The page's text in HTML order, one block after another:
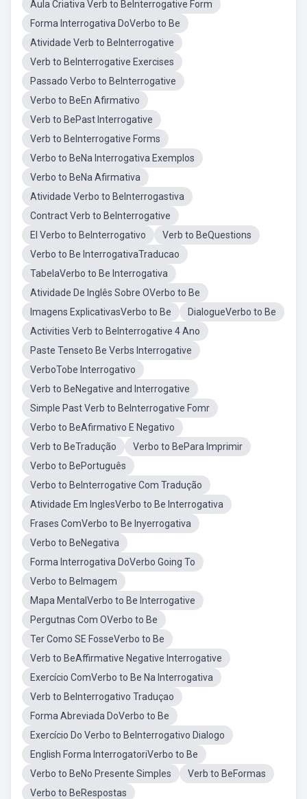
Aula Criativa Verb to BeInterrogative Form
Forma Interrogativa DoVerbo to Be
Atividade Verb to BeInterrogative
Verb to BeInterrogative Exercises
Passado Verbo to BeInterrogative
Verbo to BeEn Afirmativo
Verb to BePast Interrogative
Verb to BeInterrogative Forms
Verbo to BeNa Interrogativa Exemplos
Verbo to BeNa Afirmativa
Atividade Verbo to BeInterrogastiva
Contract Verb to BeInterrogative
El Verbo to BeInterrogativo
Verb to BeQuestions
Verbo to Be InterrogativaTraducao
TabelaVerbo to Be Interrogativa
Atividade De Inglês Sobre OVerbo to Be
Imagens ExplicativasVerbo to Be
DialogueVerbo to Be
Activities Verb to BeInterrogative 4 Ano
Paste Tenseto Be Verbs Interrogative
VerboTobe Interrogativo
Verb to BeNegative and Interrogative
Simple Past Verb to BeInterrogative Fomr
Verbo to BeAfirmativo E Negativo
Verb to BeTradução
Verbo to BePara Imprimir
Verbo to BePortuguês
Verbo to BeInterrogative Com Tradução
Atividade Em InglesVerbo to Be Interrogativa
Frases ComVerbo to Be Inyerrogativa
Verbo to BeNegativa
Forma Interrogativa DoVerbo Going To
Verbo to BeImagem
Mapa MentalVerbo to Be Interrogative
Pergutnas Com OVerbo to Be
Ter Como SE FosseVerbo to Be
Verb to BeAffirmative Negative Interrogative
Exercício ComVerbo to Be Na Interrogativa
Verb to BeInterrogativo Traduçao
Forma Abreviada DoVerbo to Be
Exercício Do Verbo to BeInterrogativo Dialogo
English Forma InterrogatoriVerbo to Be
Verbo to BeNo Presente Simples
Verb to BeFormas
Verbo to BeRespostas